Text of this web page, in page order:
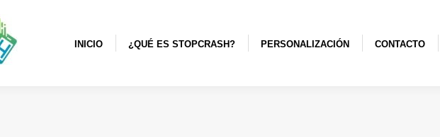
INICIO ¿QUÉ ES STOPCRASH? PERSONALIZACIÓN CONTACTO
¿QUÉ ES STOPCRASH? PERSONALIZACIÓN CONTACTO TIENDA